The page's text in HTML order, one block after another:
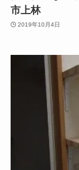
市上林
2019年10月4日